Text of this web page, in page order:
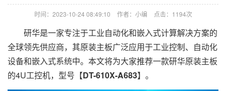
时间：2023-10-24 08:49:10 作者：小编 点击： 1194次
研华是一家专注于工业自动化和嵌入式计算解决方案的
全球领先供应商，其原装主板广泛应用于工业控制、自动化
设备和嵌入式系统中。本文将为大家推荐一款研华原装主板
的4U工控机，型号【DT-610X-A683】。